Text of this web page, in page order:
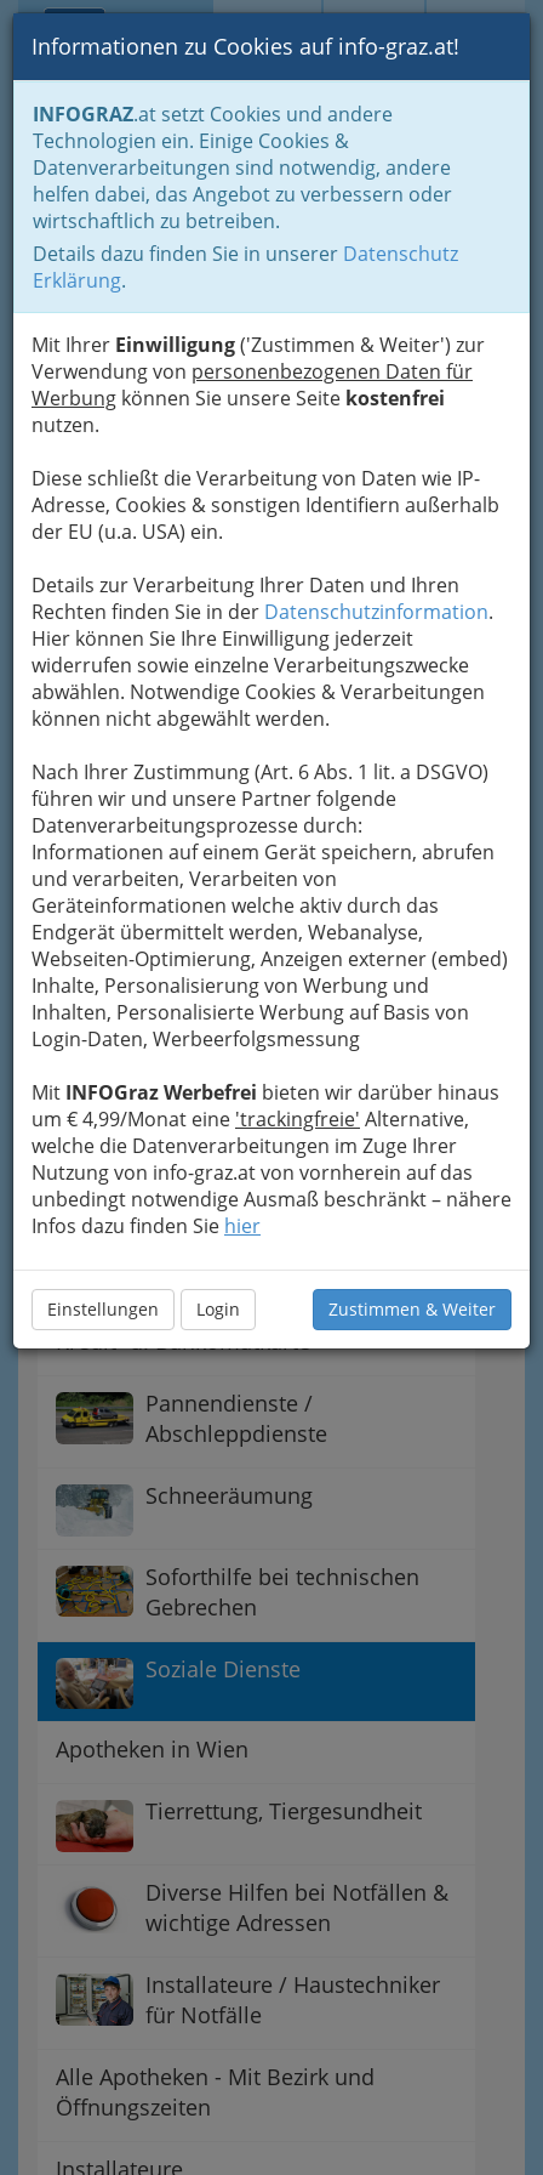
Suche Login Toggle
Informationen zu Cookies auf info-graz.at!
INFOGRAZ.at setzt Cookies und andere
Technologien ein. Einige Cookies &
Datenverarbeitungen sind notwendig, andere
helfen dabei, das Angebot zu verbessern oder
wirtschaftlich zu betreiben.
Details dazu finden Sie in unserer Datenschutz
Erklärung.
Mit Ihrer Einwilligung('Zustimmen & Weiter') zur
Verwendung von personenbezogenen Daten für
Werbung können Sie unsere Seite kostenfrei
nutzen.
Diese schließt die Verarbeitung von Daten wie IP-
Adresse, Cookies & sonstigen Identifiern außerhalb
der EU (u.a. USA) ein.
Details zur Verarbeitung Ihrer Daten und Ihren
Rechten finden Sie in der Datenschutzinformation.
Hier können Sie Ihre Einwilligung jederzeit
widerrufen sowie einzelne Verarbeitungszwecke
abwählen. Notwendige Cookies & Verarbeitungen
können nicht abgewählt werden.
Nach Ihrer Zustimmung (Art. 6 Abs. 1 lit. a DSGVO)
führen wir und unsere Partner folgende
Datenverarbeitungsprozesse durch:
Informationen auf einem Gerät speichern, abrufen
und verarbeiten, Verarbeiten von
Geräteinformationen welche aktiv durch das
Endgerät übermittelt werden, Webanalyse,
Webseiten-Optimierung, Anzeigen externer (embed)
Inhalte, Personalisierung von Werbung und
Inhalten, Personalisierte Werbung auf Basis von
Login-Daten, Werbeerfolgsmessung
Mit INFOGraz Werbefrei bieten wir darüber hinaus
um € 4,99/Monat eine 'trackingfreie' Alternative,
welche die Datenverarbeitungen im Zuge Ihrer
Nutzung von info-graz.at von vornherein auf das
unbedingt notwendige Ausmaß beschränkt – nähere
Infos dazu finden Sie hier
Einstellungen Login Zustimmen & Weiter
Home Branchen
Notdienste für (fast) alle Fälle
Soziale Dienste
Befrienders: 01 / 713 33 74
+43 1 713 33 74
Humanitäre Hilfeleistung in englischer Sprache.
Diverse Hilfen in der Not
Ärztenotdienst - Tel.: 141
Apothekennotdienst
Welche Zahnarztpraxis ist im
Kommunikation
Schlüsselnotdienst -
Schlüsseldienst
Kredit- u. Bankomatkarte
Pannendienste /
Abschleppdienste
Schneeräumung
Soforthilfe bei technischen
Gebrechen
Soziale Dienste
Apotheken in Wien
Tierrettung, Tiergesundheit
Diverse Hilfen bei Notfällen &
wichtige Adressen
Installateure / Haustechniker
für Notfälle
Alle Apotheken - Mit Bezirk und
Öffnungszeiten
Installateure